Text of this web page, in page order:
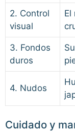
2. Control
visual
El
3. Fondos
duros
4. Nudos
Cuidado y